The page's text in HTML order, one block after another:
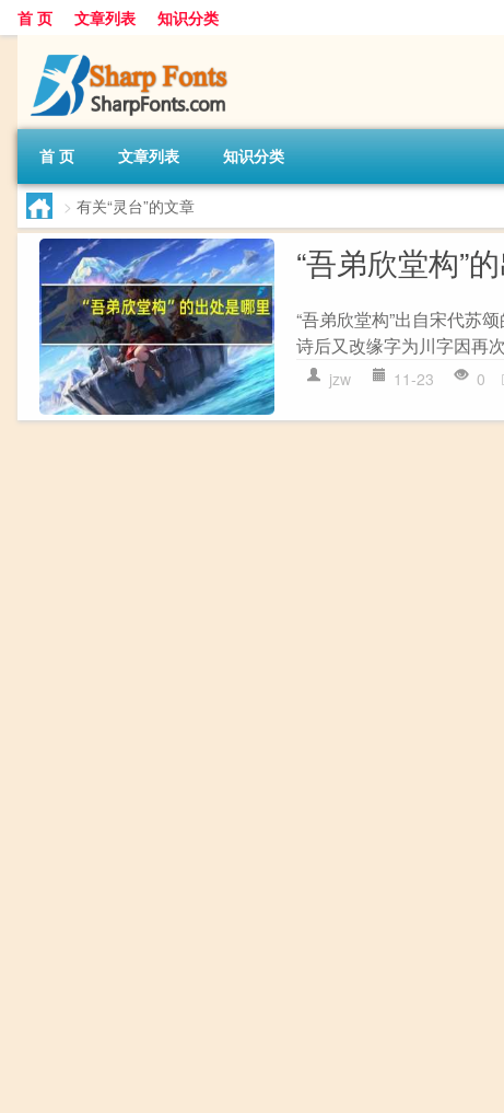
首 页 文章列表 知识分类
首 页 文章列表 知识分类
> 有关“灵台”的文章
“吾弟欣堂构”
“吾弟欣堂构”出自宋代苏
诗后又改缘字为川字因再
jzw 11-23 0